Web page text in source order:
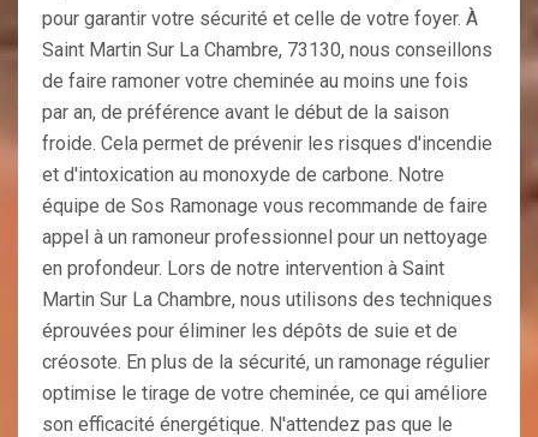
pour garantir votre sécurité et celle de votre foyer. À
Saint Martin Sur La Chambre, 73130, nous conseillons
de faire ramoner votre cheminée au moins une fois
par an, de préférence avant le début de la saison
froide. Cela permet de prévenir les risques d'incendie
et d'intoxication au monoxyde de carbone. Notre
équipe de Sos Ramonage vous recommande de faire
appel à un ramoneur professionnel pour un nettoyage
en profondeur. Lors de notre intervention à Saint
Martin Sur La Chambre, nous utilisons des techniques
éprouvées pour éliminer les dépôts de suie et de
créosote. En plus de la sécurité, un ramonage régulier
optimise le tirage de votre cheminée, ce qui améliore
son efficacité énergétique. N'attendez pas que le